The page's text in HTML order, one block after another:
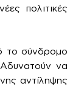
πολιτικές
το σύνδρομο
Αδυνατούν να
αντίληψης